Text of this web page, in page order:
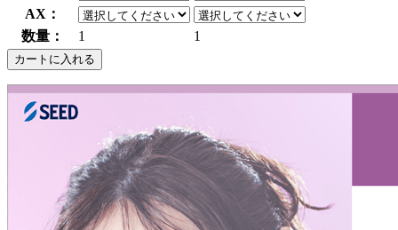
AX：
数量：
1 1
カートに入れる